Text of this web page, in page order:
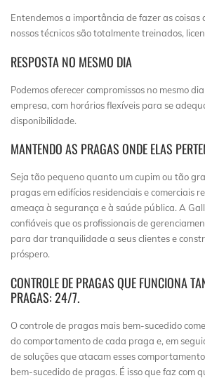
Entendemos a importância de fazer as coisas
nossos técnicos são totalmente treinados,
RESPOSTA NO MESMO DIA
Podemos oferecer compromissos no mesmo
empresa, com horários flexíveis para se
disponibilidade.
MANTENDO AS PRAGAS ONDE ELAS
Seja tão pequeno quanto um cupim ou tão
pragas em edifícios residenciais e comerciais
ameaça à segurança e à saúde pública. A
confiáveis que os profissionais de
para dar tranquilidade a seus clientes e
próspero.
CONTROLE DE PRAGAS QUE FUNCIONA
PRAGAS: 24/7.
O controle de pragas mais bem-sucedido
do comportamento de cada praga e, em
de soluções que atacam esses
bem-sucedido de pragas. É isso que faz com